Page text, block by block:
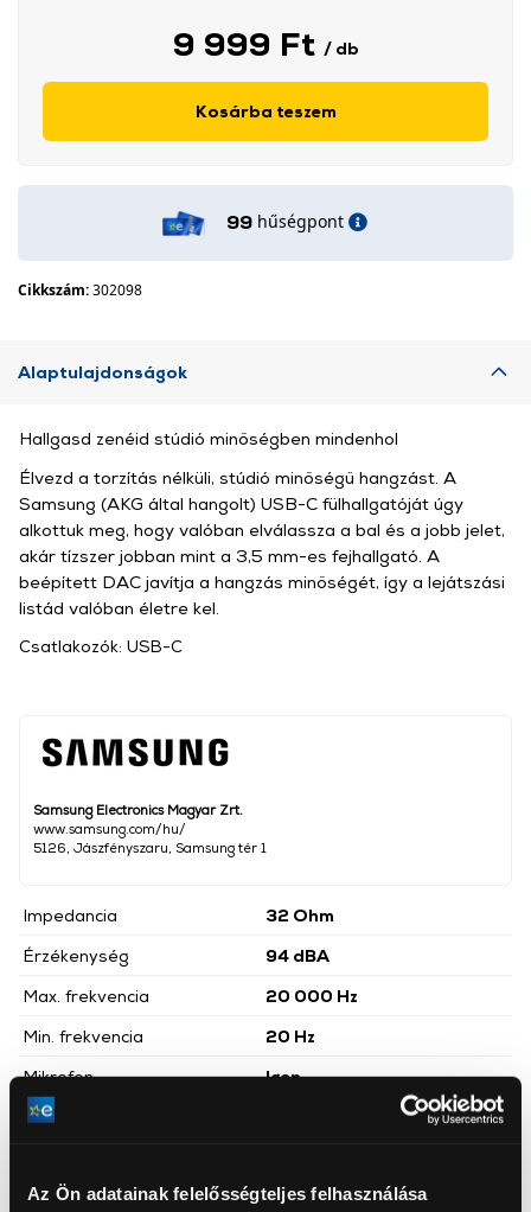
Az Ön adatainak felelősségteljes felhasználása
9 999 Ft / db
Kosárba teszem
99 hűségpont
Cikkszám:302098
Alaptulajdonságok
Samsung Electronics Magyar Zrt.
www.samsung.com/hu/
5126, Jászfényszaru, Samsung tér 1
Impedancia
32 Ohm
Érzékenység
94 dBA
Max. frekvencia
20 000 Hz
Min. frekvencia
20 Hz
Mikrofon
Igen
Szín
Adatátvitel
Vezetékes
Hallgasd zenéid stúdió minőségben mindenhol
Élvezd a torzítás nélküli, stúdió minőségű hangzást. A
Samsung (AKG által hangolt) USB-C fülhallgatóját úgy
alkottuk meg, hogy valóban elválassza a bal és a jobb jelet,
akár tízszer jobban mint a 3,5 mm-es fejhallgató. A
beépített DAC javítja a hangzás minőségét, így a lejátszási
listád valóban életre kel.
Csatlakozók: USB-C